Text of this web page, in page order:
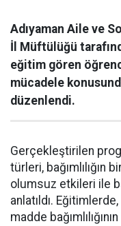
Adıyaman Aile ve
İl Müftülüğü
eğitim gören
mücadele
düzenlendi.
Gerçekleştirilen
türleri, bağımlılığın
olumsuz etkileri ile
anlatıldı.
madde